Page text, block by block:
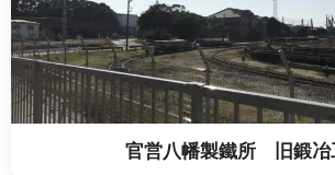
官営八幡製鐵所 旧鍛冶